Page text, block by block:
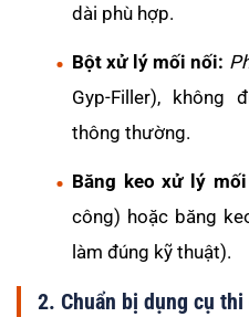
dài phù hợp.
Bột xử lý mối nối:
Gyp-Filler),
thông thường.
Băng keo xử lý
công) hoặc băng
làm đúng kỹ thuật).
2. Chuẩn bị dụng cụ thi